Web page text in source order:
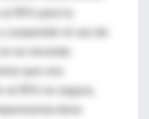
95% para la
suspender el uso de
se necesite.
que una
al 95% es segura,